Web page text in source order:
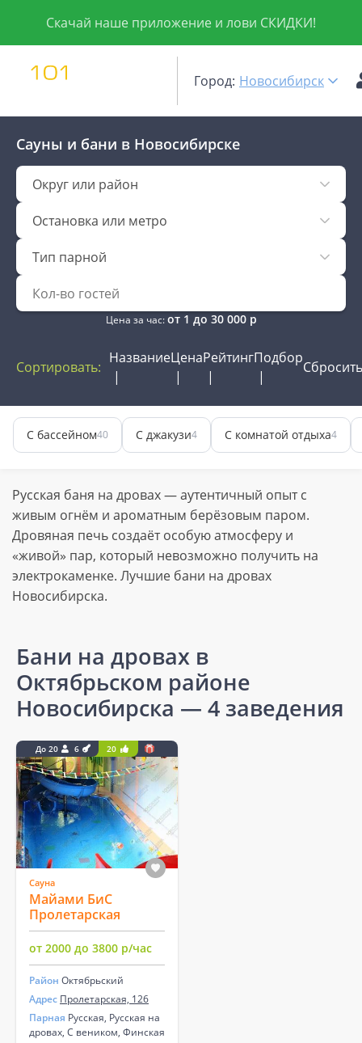
Скачай наше приложение и лови СКИДКИ!
Город: Новосибирск
Сауны и бани в Новосибирске
Округ или район
Остановка или метро
Тип парной
Цена за час:от 1 до 30 000р
Сортировать:
НазваниеЦенаРейтингПодбор
Сбросить
С бассейном40 С джакузи4 С комнатой отдыха4
Русская баня на дровах — аутентичный опыт с
живым огнём и ароматным берёзовым паром.
Дровяная печь создаёт особую атмосферу и
«живой» пар, который невозможно получить на
электрокаменке. Лучшие бани на дровах
Новосибирска.
Бани на дровах в
Октябрьском районе
Новосибирска — 4 заведения
До 20 6 20
Сауна
Майами БиС
Пролетарская
от 2000 до 3800 р/час
Район Октябрьский
Адрес Пролетарская, 126
Парная Русская, Русская на
дровах, С веником, Финская